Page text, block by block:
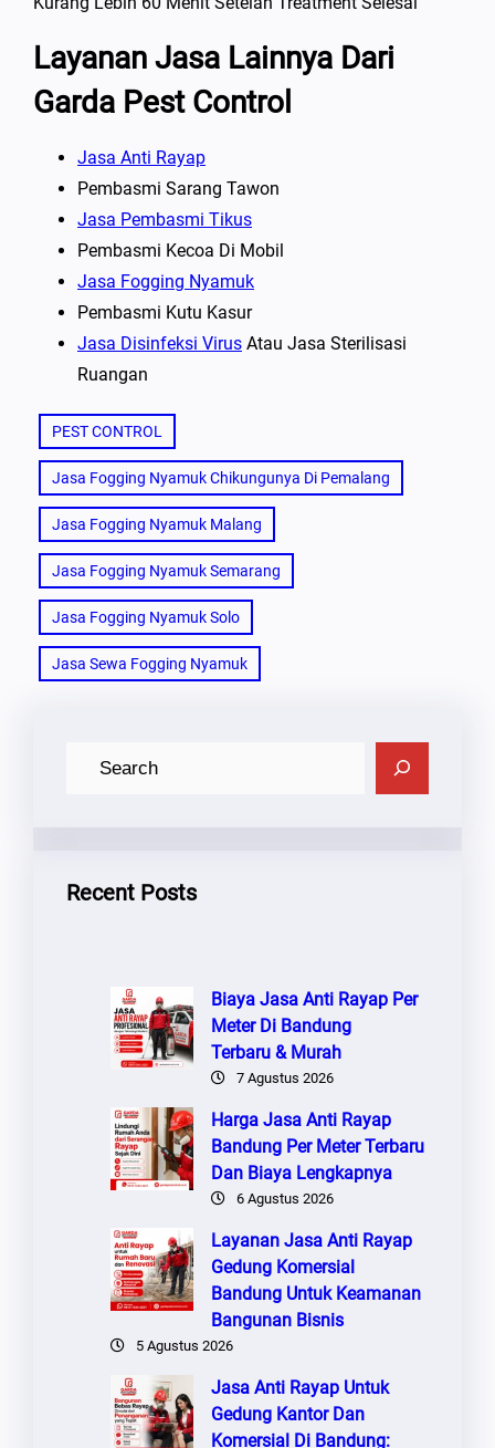
Layanan Jasa Lainnya Dari
Garda Pest Control
Jasa Anti Rayap
Pembasmi Sarang Tawon
Jasa Pembasmi Tikus
Pembasmi Kecoa Di Mobil
Jasa Fogging Nyamuk
Pembasmi Kutu Kasur
Jasa Disinfeksi Virus Atau Jasa Sterilisasi
Ruangan
PEST CONTROL
Jasa Fogging Nyamuk Chikungunya Di Pemalang
Jasa Fogging Nyamuk Malang
Jasa Fogging Nyamuk Semarang
Jasa Fogging Nyamuk Solo
Jasa Sewa Fogging Nyamuk
Recent Posts
Biaya Jasa Anti Rayap Per
Meter Di Bandung
Terbaru & Murah
7 Agustus 2026
Harga Jasa Anti Rayap
Bandung Per Meter Terbaru
Dan Biaya Lengkapnya
6 Agustus 2026
Layanan Jasa Anti Rayap
Gedung Komersial
Bandung Untuk Keamanan
Bangunan Bisnis
5 Agustus 2026
Jasa Anti Rayap Untuk
Gedung Kantor Dan
Komersial Di Bandung: